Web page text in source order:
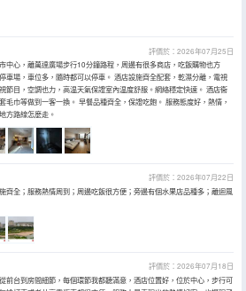
評價於：2026年07月25日
中心，離萬達廣場步行10分鐘路程，周邊有很多商店，吃飯購物也方
車場，車位多，隨時都可以停車。 酒店設施齊全配套，乾濕分離，電視
節目，空調也力，高温天氣保證室內温度舒服。網絡穩定快速。 酒店衞
毛巾等做到一客一換。 早餐品種齊全，保證吃飽。 服務態度好，熱情，
方路線怎麼走。
評價於：2026年07月22日
齊全；服務熱情周到；周邊吃飯很方便；旁邊有個水果店品種多；離迴風
評價於：2026年07月18日
前台到房間細節，每個環節我都聽滿意，酒店位置好，位於中心，步行可